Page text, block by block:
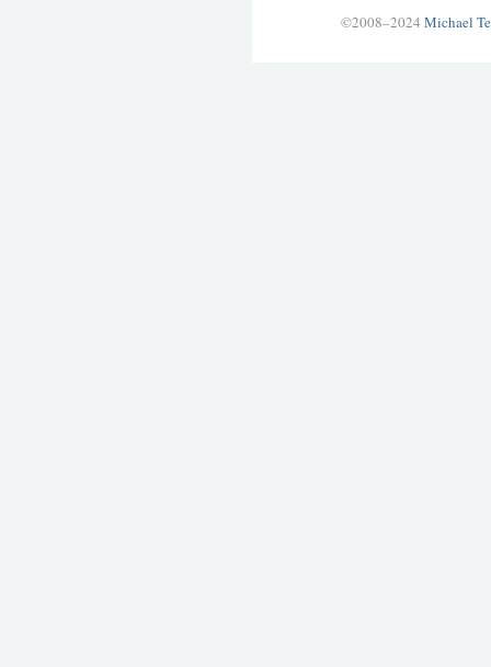
©2008–2024 Michael